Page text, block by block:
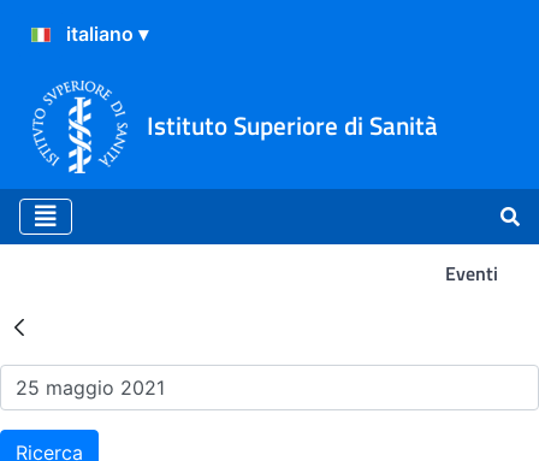
Istituto Superiore di Sanità
Eventi
Risultati della Ricerca -
Ricerca